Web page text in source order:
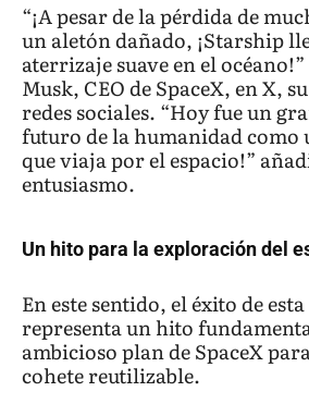
“¡A pesar de la pérdida de
un aletón dañado, ¡Starship
aterrizaje suave en el
Musk, CEO de SpaceX, en X,
redes sociales. “Hoy fue un
futuro de la humanidad
que viaja por el espacio!”
entusiasmo.
Un hito para la exploración del
En este sentido, el éxito de
representa un hito
ambicioso plan de SpaceX
cohete reutilizable.